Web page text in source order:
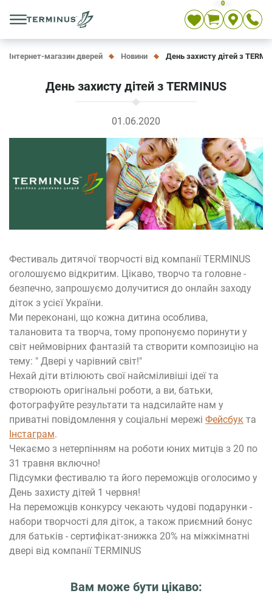
0
Інтернет-магазин дверей Новини День захисту дітей з
День захисту дітей з TERMINUS
01.06.2020
Фестиваль дитячої творчості від компанії TERMINUS
оголошуємо відкритим. Цікаво, творчо та головне -
безпечно, запрошуємо долучитися до онлайн заходу
діток з усієї України.
Ми переконані, що кожна дитина особлива,
талановита та творча, тому пропонуємо поринути у
світ неймовірних фантазій та створити композицію на
тему: " Двері у чарівний світ!"
Нехай діти втілюють свої найсміливіші ідеї та
створюють оригінальні роботи, а ви, батьки,
фотографуйте результати та надсилайте нам у
приватні повідомлення у соціальні мережі Фейсбук та
Інстаграм.
Чекаємо з нетерпінням на роботи юних митців з 20 по
31 травня включно!
Підсумки фестивалю та його переможців оголосимо у
День захисту дітей 1 червня!
На переможців конкурсу чекають чудові подарунки -
набори творчості для діток, а також приємний бонус
для батьків - сертифікат-знижка 20% на міжкімнатні
двері від компанії TERMINUS
Вам може бути цікаво: